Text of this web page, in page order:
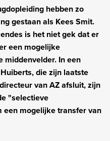
hebben zo
gestaan als Kees Smit.
is het niet gek dat er
een mogelijke
middenvelder. In een
die zijn laatste
van AZ afsluit, zijn
"selectieve
mogelijke transfer van